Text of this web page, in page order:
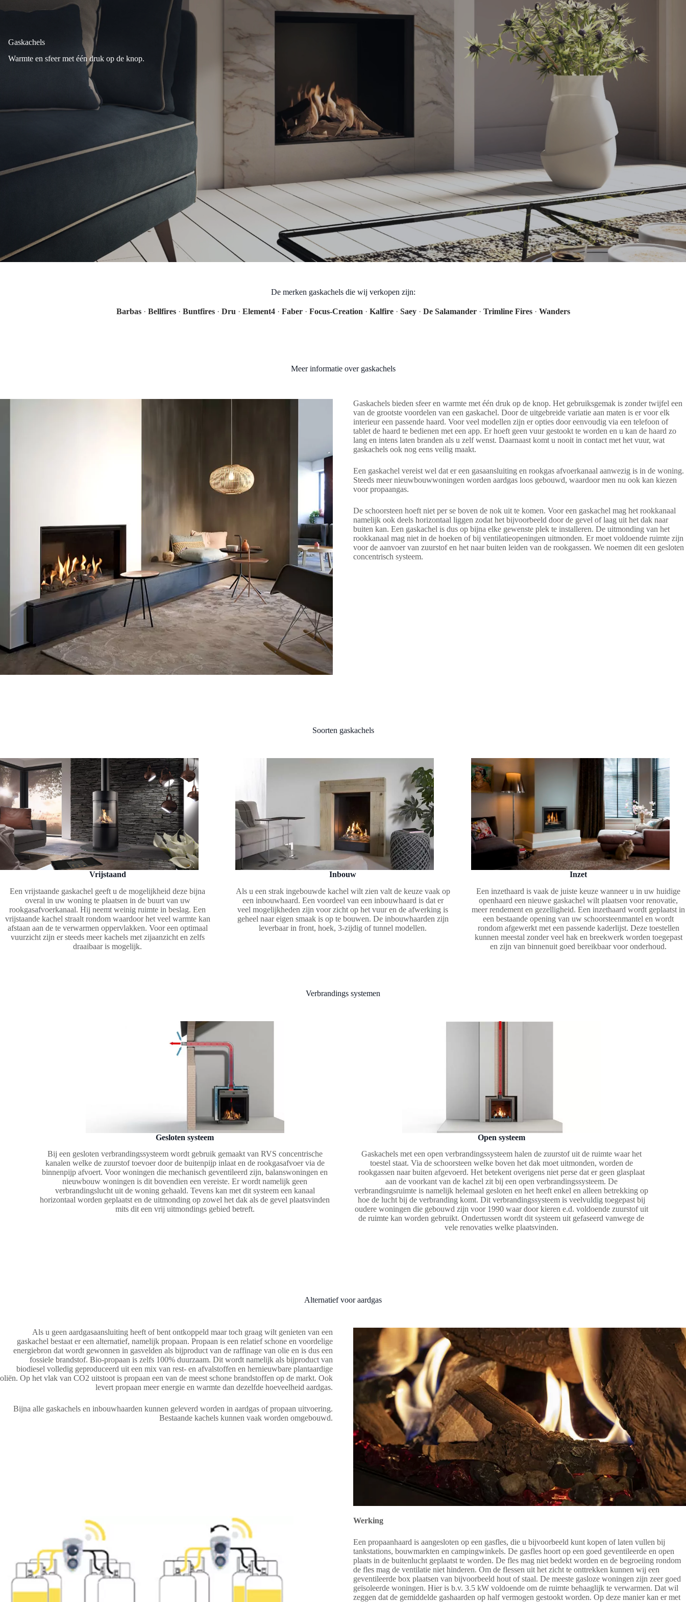
Gaskachels
Warmte en sfeer met één druk op de knop.
De merken gaskachels die wij verkopen zijn:
Barbas· Bellfires· Buntfires· Dru · Element4· Faber· Focus-Creation · Kalfire· Saey· De Salamander· Trimline Fires· Wanders
Meer informatie over gaskachels
Gaskachels bieden sfeer en warmte met één druk op de knop. Het gebruiksgemak is zonder twijfel een
van de grootste voordelen van een gaskachel. Door de uitgebreide variatie aan maten is er voor elk
interieur een passende haard. Voor veel modellen zijn er opties door eenvoudig via een telefoon of
tablet de haard te bedienen met een app. Er hoeft geen vuur gestookt te worden en u kan de haard zo
lang en intens laten branden als u zelf wenst. Daarnaast komt u nooit in contact met het vuur, wat
gaskachels ook nog eens veilig maakt.
Een gaskachel vereist wel dat er een gasaansluiting en rookgas afvoerkanaal aanwezig is in de woning.
Steeds meer nieuwbouwwoningen worden aardgas loos gebouwd, waardoor men nu ook kan kiezen
voor propaangas.
De schoorsteen hoeft niet per se boven de nok uit te komen. Voor een gaskachel mag het rookkanaal
namelijk ook deels horizontaal liggen zodat het bijvoorbeeld door de gevel of laag uit het dak naar
buiten kan. Een gaskachel is dus op bijna elke gewenste plek te installeren. De uitmonding van het
rookkanaal mag niet in de hoeken of bij ventilatieopeningen uitmonden. Er moet voldoende ruimte zijn
voor de aanvoer van zuurstof en het naar buiten leiden van de rookgassen. We noemen dit een gesloten
concentrisch systeem.
Soorten gaskachels
Vrijstaand
Een vrijstaande gaskachel geeft u de mogelijkheid deze bijna
overal in uw woning te plaatsen in de buurt van uw
rookgasafvoerkanaal. Hij neemt weinig ruimte in beslag. Een
vrijstaande kachel straalt rondom waardoor het veel warmte kan
afstaan aan de te verwarmen oppervlakken. Voor een optimaal
vuurzicht zijn er steeds meer kachels met zijaanzicht en zelfs
draaibaar is mogelijk.
Inbouw
Als u een strak ingebouwde kachel wilt zien valt de keuze vaak op
een inbouwhaard. Een voordeel van een inbouwhaard is dat er
veel mogelijkheden zijn voor zicht op het vuur en de afwerking is
geheel naar eigen smaak is op te bouwen. De inbouwhaarden zijn
leverbaar in front, hoek, 3-zijdig of tunnel modellen.
Inzet
Een inzethaard is vaak de juiste keuze wanneer u in uw huidige
openhaard een nieuwe gaskachel wilt plaatsen voor renovatie,
meer rendement en gezelligheid. Een inzethaard wordt geplaatst in
een bestaande opening van uw schoorsteenmantel en wordt
rondom afgewerkt met een passende kaderlijst. Deze toestellen
kunnen meestal zonder veel hak en breekwerk worden toegepast
en zijn van binnenuit goed bereikbaar voor onderhoud.
Verbrandings systemen
Gesloten systeem
Bij een gesloten verbrandingssysteem wordt gebruik gemaakt van RVS concentrische
kanalen welke de zuurstof toevoer door de buitenpijp inlaat en de rookgasafvoer via de
binnenpijp afvoert. Voor woningen die mechanisch geventileerd zijn, balanswoningen en
nieuwbouw woningen is dit bovendien een vereiste. Er wordt namelijk geen
verbrandingslucht uit de woning gehaald. Tevens kan met dit systeem een kanaal
horizontaal worden geplaatst en de uitmonding op zowel het dak als de gevel plaatsvinden
mits dit een vrij uitmondings gebied betreft.
Open systeem
Gaskachels met een open verbrandingssysteem halen de zuurstof uit de ruimte waar het
toestel staat. Via de schoorsteen welke boven het dak moet uitmonden, worden de
rookgassen naar buiten afgevoerd. Het betekent overigens niet perse dat er geen glasplaat
aan de voorkant van de kachel zit bij een open verbrandingssysteem. De
verbrandingsruimte is namelijk helemaal gesloten en het heeft enkel en alleen betrekking op
hoe de lucht bij de verbranding komt. Dit verbrandingssysteem is veelvuldig toegepast bij
oudere woningen die gebouwd zijn voor 1990 waar door kieren e.d. voldoende zuurstof uit
de ruimte kan worden gebruikt. Ondertussen wordt dit systeem uit gefaseerd vanwege de
vele renovaties welke plaatsvinden.
Alternatief voor aardgas
Als u geen aardgasaansluiting heeft of bent ontkoppeld maar toch graag wilt genieten van een
gaskachel bestaat er een alternatief, namelijk propaan. Propaan is een relatief schone en voordelige
energiebron dat wordt gewonnen in gasvelden als bijproduct van de raffinage van olie en is dus een
fossiele brandstof. Bio-propaan is zelfs 100% duurzaam. Dit wordt namelijk als bijproduct van
biodiesel volledig geproduceerd uit een mix van rest- en afvalstoffen en hernieuwbare plantaardige
oliën. Op het vlak van CO2 uitstoot is propaan een van de meest schone brandstoffen op de markt. Ook
levert propaan meer energie en warmte dan dezelfde hoeveelheid aardgas.
Bijna alle gaskachels en inbouwhaarden kunnen geleverd worden in aardgas of propaan uitvoering.
Bestaande kachels kunnen vaak worden omgebouwd.
Werking
Een propaanhaard is aangesloten op een gasfles, die u bijvoorbeeld kunt kopen of laten vullen bij
tankstations, bouwmarkten en campingwinkels. De gasfles hoort op een goed geventileerde en open
plaats in de buitenlucht geplaatst te worden. De fles mag niet bedekt worden en de begroeiing rondom
de fles mag de ventilatie niet hinderen. Om de flessen uit het zicht te onttrekken kunnen wij een
geventileerde box plaatsen van bijvoorbeeld hout of staal. De meeste gasloze woningen zijn zeer goed
geïsoleerde woningen. Hier is b.v. 3.5 kW voldoende om de ruimte behaaglijk te verwarmen. Dat wil
zeggen dat de gemiddelde gashaarden op half vermogen gestookt worden. Op deze manier kan er met